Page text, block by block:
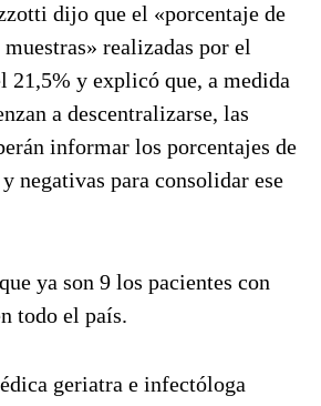
dijo que el «porcentaje de
realizadas por el
21,5% y explicó que, a medida
a descentralizarse, las
informar los porcentajes de
negativas para consolidar ese
ya son 9 los pacientes con
todo el país.
geriatra e infectóloga